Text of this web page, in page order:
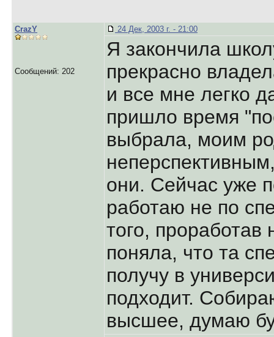
CrazY
Сообщений: 202
24 Дек, 2003 г. - 21:00
Я закончила
прекрасно
и все мне легко
пришло время
выбрала, моим
они. Сейчас уже
работаю не по
того, проработав
поняла, что та
получу в
подходит.
высшее, думаю